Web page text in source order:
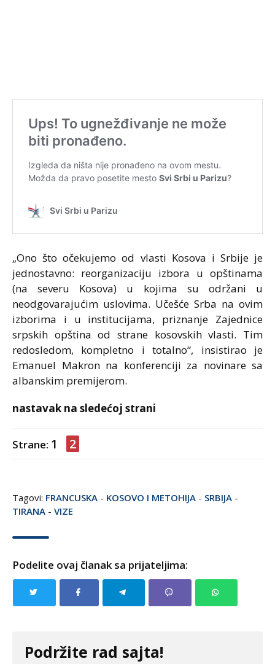
„Ono što očekujemo od vlasti Kosova i Srbije je
jednostavno: reorganizaciju izbora u opštinama
(na severu Kosova) u kojima su održani u
neodgovarajućim uslovima. Učešće Srba na ovim
izborima i u institucijama, priznanje Zajednice
srpskih opština od strane kosovskih vlasti. Tim
redosledom, kompletno i totalno“, insistirao je
Emanuel Makron na konferenciji za novinare sa
albanskim premijerom.
nastavak na sledećoj strani
Strane: 1 2
Tagovi: FRANCUSKA - KOSOVO I METOHIJA - SRBIJA -
TIRANA - VIZE
Podelite ovaj članak sa prijateljima:
Podržite rad sajta!